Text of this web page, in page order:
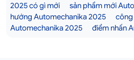
2025 có gì mới
sản phẩm mới
hướng Automechanika 2025
công
Automechanika 2025
điểm nhấn